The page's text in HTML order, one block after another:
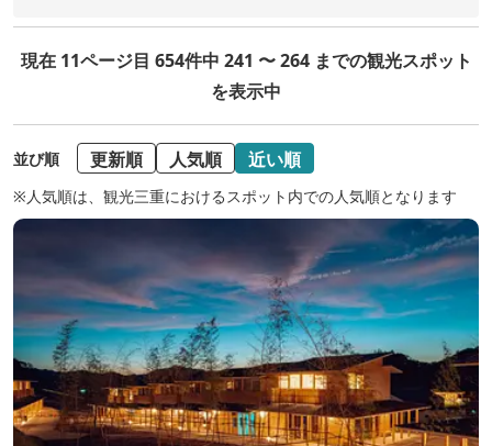
現在 11ページ目 654件中 241 〜 264 までの観光スポット
を表示中
並び順 更新順 人気順 近い順
※人気順は、観光三重におけるスポット内での人気順となります